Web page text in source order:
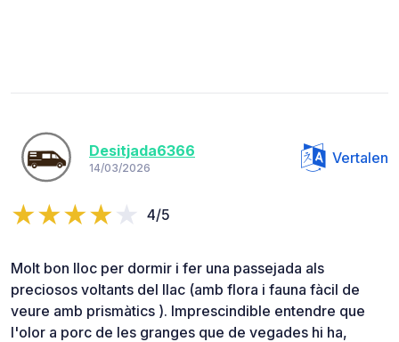
Desitjada6366
14/03/2026
Vertalen
4/5
Molt bon lloc per dormir i fer una passejada als
preciosos voltants del llac (amb flora i fauna fàcil de
veure amb prismàtics ). Imprescindible entendre que
l'olor a porc de les granges que de vegades hi ha,